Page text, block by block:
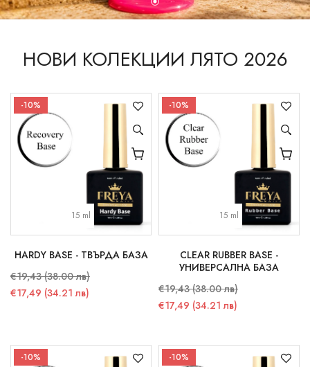
НОВИ КОЛЕКЦИИ ЛЯТО 2026
-10%
15 ml
HARDY BASE - ТВЪРДА БАЗА
€19,43 (38.00 лв)
€17,49 (34.21 лв)
-10%
15 ml
CLEAR RUBBER BASE -
УНИВЕРСАЛНА БАЗА
€19,43 (38.00 лв)
€17,49 (34.21 лв)
-10% -10%